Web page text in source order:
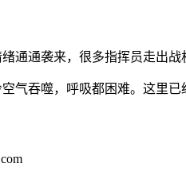
通袭来，很多指挥员走出战
气吞噬，呼吸都困难。这里